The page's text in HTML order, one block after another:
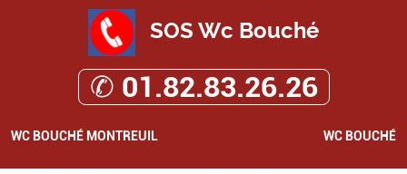
SOS Wc Bouché
✆ 01.82.83.26.26
WC BOUCHÉ MONTREUIL WC BOUCHÉ